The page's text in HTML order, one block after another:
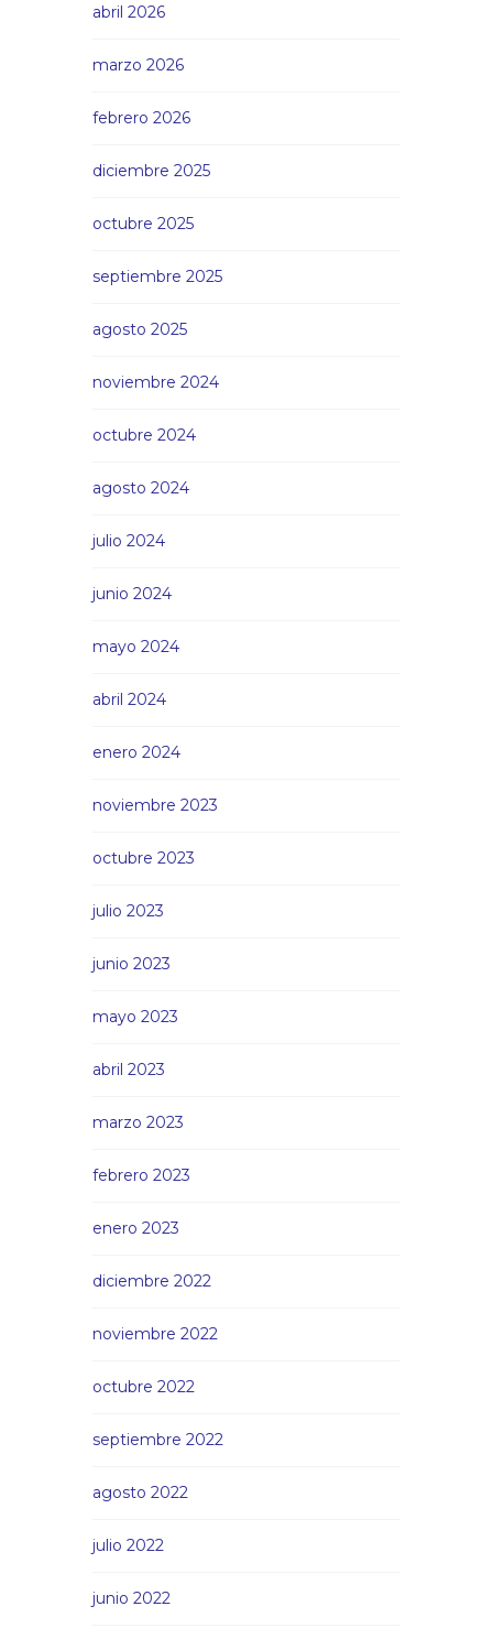
abril 2026
marzo 2026
febrero 2026
diciembre 2025
octubre 2025
septiembre 2025
agosto 2025
noviembre 2024
octubre 2024
agosto 2024
julio 2024
junio 2024
mayo 2024
abril 2024
enero 2024
noviembre 2023
octubre 2023
julio 2023
junio 2023
mayo 2023
abril 2023
marzo 2023
febrero 2023
enero 2023
diciembre 2022
noviembre 2022
octubre 2022
septiembre 2022
agosto 2022
julio 2022
junio 2022